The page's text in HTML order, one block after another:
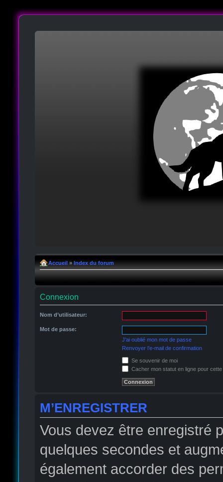
Accueil » Index du forum
Connexion
Nom d’utilisateur:
Mot de passe:
J’ai oublié mon mot de passe
Renvoyer l’e-mail de confirmation
Se souvenir de moi
Cacher mon statut en ligne pour
M’ENREGISTRER
Vous devez être enregistré
quelques secondes et
également accorder des